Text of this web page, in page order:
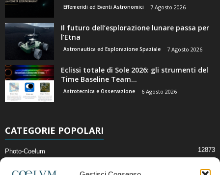
Effemeridi ed Eventi Astronomici 7 Agosto 2026
Il futuro dell’esplorazione lunare passa per
l’Etna
Astronautica ed Esplorazione Spaziale 7 Agosto 2026
Eclissi totale di Sole 2026: gli strumenti del
Time Baseline Team...
Astrotecnica e Osservazione 6 Agosto 2026
CATEGORIE POPOLARI
Photo-Coelum 12873